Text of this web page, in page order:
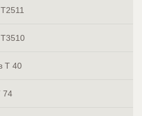
Т3510
Т 40
74